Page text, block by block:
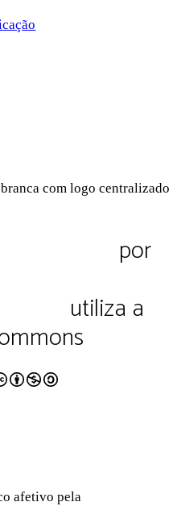
por
utiliza a
afetivo pela